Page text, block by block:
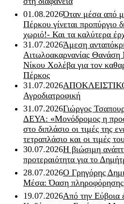
01.08.2026Όταν μέσα από
Πέρκου γίνεται προπύργιο
χωριό!- Και τα καλύτερα
31.07.2026Άμεση
Αιτωλοακαρνανίας
Νίκου Χολέβα για τον
Πέρκος
31.07.2026ΑΠΟΚΛΕΙΣΤΙΚΟ:
Αγροδιατροφική
31.07.2026Γιώργος
ΔΕΥΑ: «Μονόδρομος η
στο διπλάσιο οι τιμές της
τετραπλάσιο και οι τιμές
30.07.2026Η βιώσιμη
προτεραιότητα για το
28.07.2026Ο Γρηγόρης
Μέσα: Όαση πληροφόρησης
19.07.2026Από την Εύβοια